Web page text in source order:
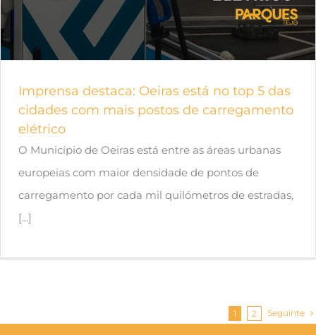
Imprensa destaca: Oeiras está no top 5 das
cidades com mais postos de carregamento
elétrico
O Município de Oeiras está entre as áreas urbanas
europeias com maior densidade de pontos de
carregamento por cada mil quilómetros de estradas,
[...]
1 2 Seguinte